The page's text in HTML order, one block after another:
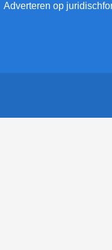
Adverteren op